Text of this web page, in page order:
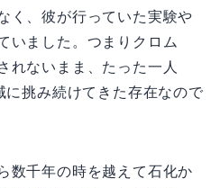
く、彼が行っていた実験や
いました。つまりクロム
れないまま、たった一人
に挑み続けてきた存在なので
数千年の時を越えて石化か